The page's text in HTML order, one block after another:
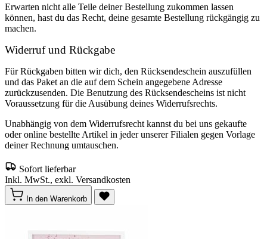
Erwarten nicht alle Teile deiner Bestellung zukommen lassen
können, hast du das Recht, deine gesamte Bestellung rückgängig zu
machen.
Widerruf und Rückgabe
Für Rückgaben bitten wir dich, den Rücksendeschein auszufüllen
und das Paket an die auf dem Schein angegebene Adresse
zurückzusenden. Die Benutzung des Rücksendescheins ist nicht
Voraussetzung für die Ausübung deines Widerrufsrechts.
Unabhängig von dem Widerrufsrecht kannst du bei uns gekaufte
oder online bestellte Artikel in jeder unserer Filialen gegen Vorlage
deiner Rechnung umtauschen.
Sofort lieferbar
Inkl. MwSt., exkl. Versandkosten
In den Warenkorb